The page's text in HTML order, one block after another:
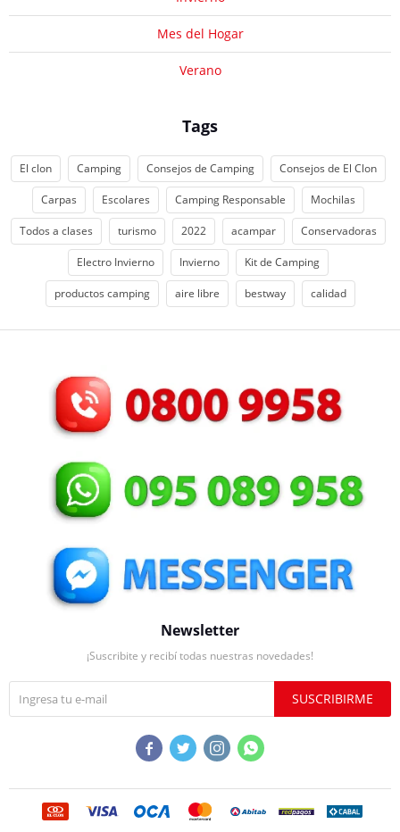
Mes del Hogar
Verano
Tags
El clon Camping Consejos de Camping Consejos de El Clon
Carpas Escolares Camping Responsable Mochilas
Todos a clases turismo 2022 acampar Conservadoras
Electro Invierno Invierno Kit de Camping
productos camping aire libre bestway calidad
Newsletter
¡Suscribite y recibí todas nuestras novedades!
SUSCRIBIRME
   